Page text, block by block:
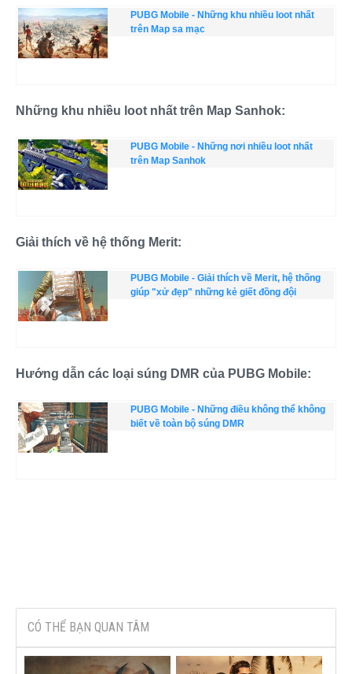
PUBG Mobile - Những khu nhiều loot nhất
trên Map sa mạc
Những khu nhiều loot nhất trên Map Sanhok:
PUBG Mobile - Những nơi nhiều loot nhất
trên Map Sanhok
Giải thích về hệ thống Merit:
PUBG Mobile - Giải thích về Merit, hệ thống
giúp "xử đẹp" những kẻ giết đồng đội
Hướng dẫn các loại súng DMR của PUBG Mobile:
PUBG Mobile - Những điều không thể không
biết về toàn bộ súng DMR
CÓ THỂ BẠN QUAN TÂM